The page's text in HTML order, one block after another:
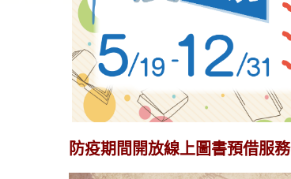
防疫期間開放線上圖書預借服務